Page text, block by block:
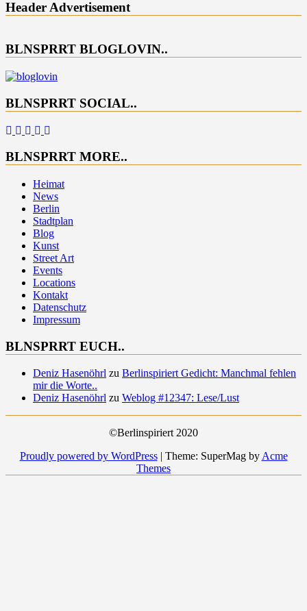
Header Advertisement
BLNSPRRT BLOGLOVIN..
BLNSPRRT SOCIAL..
BLNSPRRT MORE..
Heimat
News
Berlin
Stadtplan
Blog
Kunst
Street Art
Events
Locations
Kontakt
Datenschutz
Impressum
BLNSPRRT EUCH..
Deniz Hasenöhrl zu Berlinspiriert Gedicht: Manchmal fehlen
mir die Worte..
Deniz Hasenöhrl zu Weblog #12347: Lese/Lust
©Berlinspiriert 2020
Proudly powered by WordPress | Theme: SuperMag byAcme
Themes